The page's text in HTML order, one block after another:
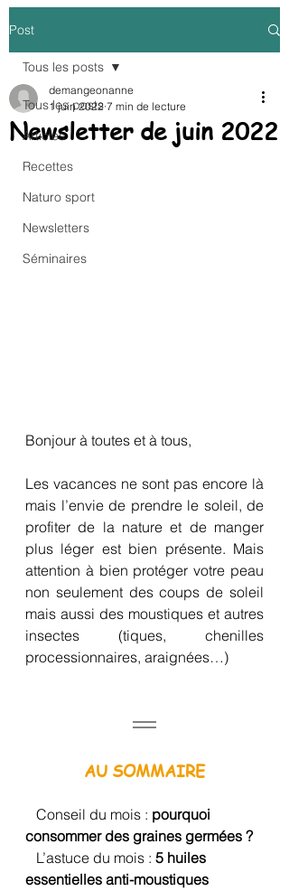
Post
Tous les posts
Articles
Recettes
Naturo sport
Newsletters
Séminaires
Tous les posts
Newsletter de juin 2022
demangeonanne
1 juin 2022 7 min de lecture
Bonjour à toutes et à tous,
Les vacances ne sont pas encore là
mais l’envie de prendre le soleil, de
profiter de la nature et de manger
plus léger est bien présente. Mais
attention à bien protéger votre peau
non seulement des coups de soleil
mais aussi des moustiques et autres
insectes (tiques, chenilles
processionnaires, araignées…)
AU SOMMAIRE
   Conseil du mois :
pourquoi
consommer des graines germées ?
   L’astuce du mois :
5 huiles
essentielles anti-moustiques